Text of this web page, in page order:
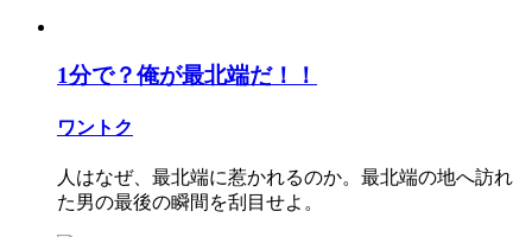
1分で？俺が最北端だ！！
ワントク
人はなぜ、最北端に惹かれるのか。最北端の地へ訪れ
た男の最後の瞬間を刮目せよ。